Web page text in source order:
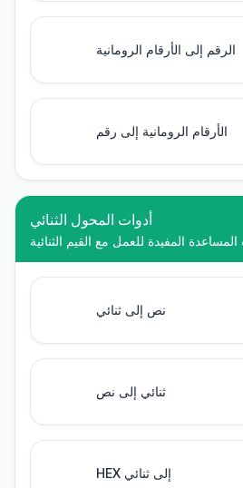
الرقم إلى الأرقام الرومانية
الأرقام الرومانية إلى رقم
أدوات المحول الثنائي
نص إلى ثنائي
ثنائي إلى نص
HEX إلى ثنائي